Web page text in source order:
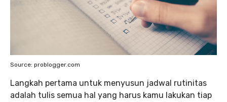
Source: problogger.com
Langkah pertama untuk menyusun jadwal rutinitas
adalah tulis semua hal yang harus kamu lakukan tiap